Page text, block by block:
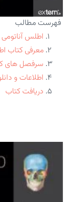
فهرست مطالب
اطلس آناتومی بدن
معرفی کتاب
سرفصل های
اطلاعات و
دریافت کتاب